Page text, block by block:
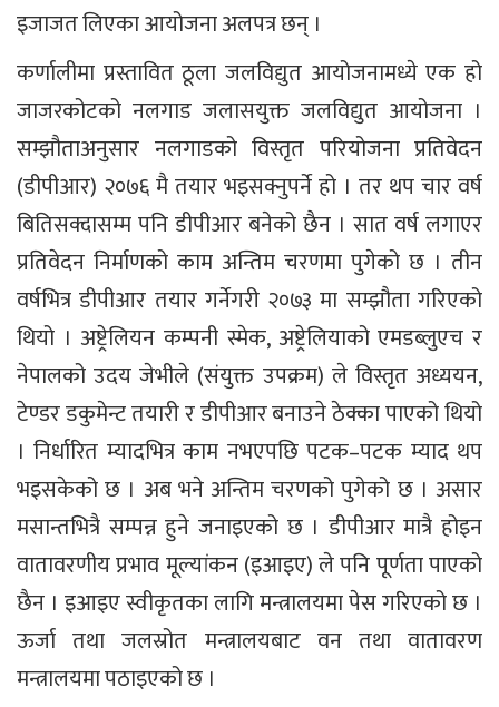
इजाजत लिएका आयोजना अलपत्र छन् ।
कर्णालीमा प्रस्तावित ठूला जलविद्युत आयोजनामध्ये एक हो
जाजरकोटको नलगाड जलासयुक्त जलविद्युत आयोजना ।
सम्झौताअनुसार नलगाडको विस्तृत परियोजना प्रतिवेदन
(डीपीआर) २०७६ मै तयार भइसक्नुपर्ने हो । तर थप चार वर्ष
बितिसक्दासम्म पनि डीपीआर बनेको छैन । सात वर्ष लगाएर
प्रतिवेदन निर्माणको काम अन्तिम चरणमा पुगेको छ । तीन
वर्षभित्र डीपीआर तयार गर्नेगरी २०७३ मा सम्झौता गरिएको
थियो । अष्ट्रेलियन कम्पनी स्मेक, अष्ट्रेलियाको एमडब्लुएच र
नेपालको उदय जेभीले (संयुक्त उपक्रम) ले विस्तृत अध्ययन,
टेण्डर डकुमेन्ट तयारी र डीपीआर बनाउने ठेक्का पाएको थियो
। निर्धारित म्यादभित्र काम नभएपछि पटक–पटक म्याद थप
भइसकेको छ । अब भने अन्तिम चरणको पुगेको छ । असार
मसान्तभित्रै सम्पन्न हुने जनाइएको छ । डीपीआर मात्रै होइन
वातावरणीय प्रभाव मूल्यांकन (इआइए) ले पनि पूर्णता पाएको
छैन । इआइए स्वीकृतका लागि मन्त्रालयमा पेस गरिएको छ ।
ऊर्जा तथा जलस्रोत मन्त्रालयबाट वन तथा वातावरण
मन्त्रालयमा पठाइएको छ ।